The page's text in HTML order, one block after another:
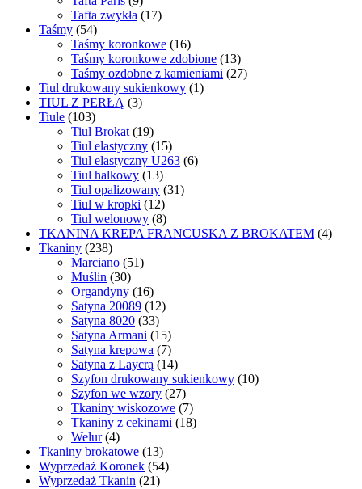
Tafta zwykła (17)
Taśmy (54)
Taśmy koronkowe (16)
Taśmy koronkowe zdobione (13)
Taśmy ozdobne z kamieniami (27)
Tiul drukowany sukienkowy (1)
TIUL Z PERŁĄ (3)
Tiule (103)
Tiul Brokat (19)
Tiul elastyczny (15)
Tiul elastyczny U263 (6)
Tiul halkowy (13)
Tiul opalizowany (31)
Tiul w kropki (12)
Tiul welonowy (8)
TKANINA KREPA FRANCUSKA Z BROKATEM (4)
Tkaniny (238)
Marciano (51)
Muślin (30)
Organdyny (16)
Satyna 20089 (12)
Satyna 8020 (33)
Satyna Armani (15)
Satyna krepowa (7)
Satyna z Laycrą (14)
Szyfon drukowany sukienkowy (10)
Szyfon we wzory (27)
Tkaniny wiskozowe (7)
Tkaniny z cekinami (18)
Welur (4)
Tkaniny brokatowe (13)
Wyprzedaż Koronek (54)
Wyprzedaż Tkanin (21)